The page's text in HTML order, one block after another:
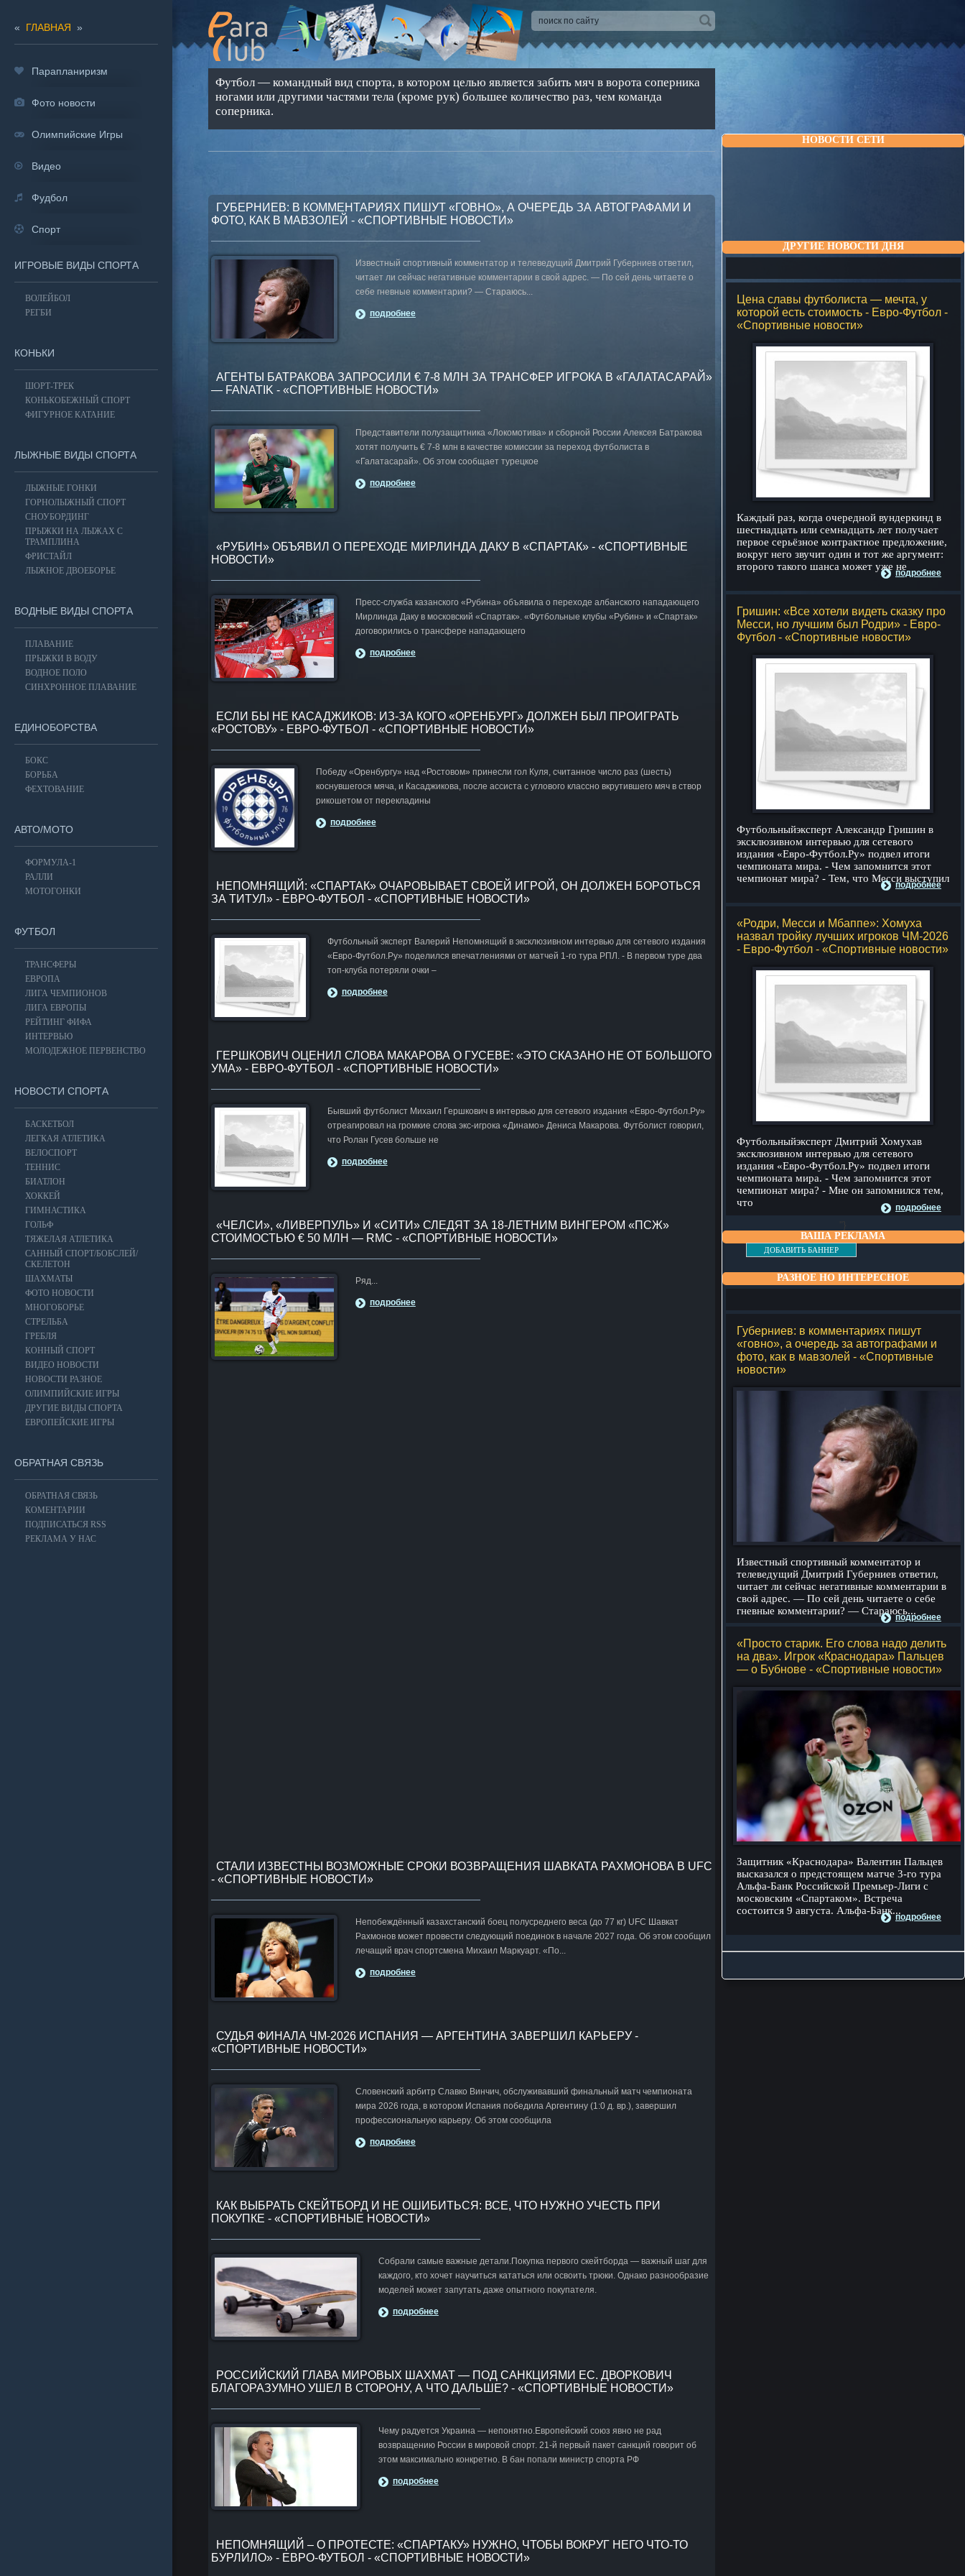
НОВОСТИ СЕТИ
ДРУГИЕ НОВОСТИ ДНЯ
Цена славы футболиста — мечта, у
которой есть стоимость - Евро-Футбол -
«Спортивные новости»
Каждый раз, когда очередной вундеркинд в
шестнадцать или семнадцать лет получает
первое серьёзное контрактное предложение,
вокруг него звучит один и тот же аргумент:
второго такого шанса может уже не
подробнее
Гришин: «Все хотели видеть сказку про
Месси, но лучшим был Родри» - Евро-
Футбол - «Спортивные новости»
Футбольныйэксперт Александр Гришин в
эксклюзивном интервью для сетевого
издания «Евро-Футбол.Ру» подвел итоги
чемпионата мира. - Чем запомнится этот
чемпионат мира? - Тем, что Месси выступил
подробнее
«Родри, Месси и Мбаппе»: Хомуха
назвал тройку лучших игроков ЧМ-2026
- Евро-Футбол - «Спортивные новости»
Футбольныйэксперт Дмитрий Хомухав
эксклюзивном интервью для сетевого
издания «Евро-Футбол.Ру» подвел итоги
чемпионата мира. - Чем запомнится этот
чемпионат мира? - Мне он запомнился тем,
что
подробнее
"}
ВАША РЕКЛАМА
ДОБАВИТЬ БАННЕР
РАЗНОЕ НО ИНТЕРЕСНОЕ
Губерниев: в комментариях пишут
«говно», а очередь за автографами и
фото, как в мавзолей - «Спортивные
новости»
Известный спортивный комментатор и
телеведущий Дмитрий Губерниев ответил,
читает ли сейчас негативные комментарии в
свой адрес. — По сей день читаете о себе
гневные комментарии? — Стараюсь...
подробнее
«Просто старик. Его слова надо делить
на два». Игрок «Краснодара» Пальцев
— о Бубнове - «Спортивные новости»
Защитник «Краснодара» Валентин Пальцев
высказался о предстоящем матче 3-го тура
Альфа-Банк Российской Премьер-Лиги с
московским «Спартаком». Встреча
состоится 9 августа. Альфа-Банк...
подробнее
Футбол — командный вид спорта, в котором целью является забить мяч в ворота соперника
ногами или другими частями тела (кроме рук) большее количество раз, чем команда
соперника.
ГУБЕРНИЕВ: В КОММЕНТАРИЯХ ПИШУТ «ГОВНО», А ОЧЕРЕДЬ ЗА АВТОГРАФАМИ И
ФОТО, КАК В МАВЗОЛЕЙ - «СПОРТИВНЫЕ НОВОСТИ»
Известный спортивный комментатор и телеведущий Дмитрий Губерниев ответил,
читает ли сейчас негативные комментарии в свой адрес. — По сей день читаете о
себе гневные комментарии? — Стараюсь...
подробнее
АГЕНТЫ БАТРАКОВА ЗАПРОСИЛИ € 7-8 МЛН ЗА ТРАНСФЕР ИГРОКА В «ГАЛАТАСАРАЙ»
— FANATIK - «СПОРТИВНЫЕ НОВОСТИ»
Представители полузащитника «Локомотива» и сборной России Алексея Батракова
хотят получить € 7-8 млн в качестве комиссии за переход футболиста в
«Галатасарай». Об этом сообщает турецкое
подробнее
«РУБИН» ОБЪЯВИЛ О ПЕРЕХОДЕ МИРЛИНДА ДАКУ В «СПАРТАК» - «СПОРТИВНЫЕ
НОВОСТИ»
Пресс-служба казанского «Рубина» объявила о переходе албанского нападающего
Мирлинда Даку в московский «Спартак». «Футбольные клубы «Рубин» и «Спартак»
договорились о трансфере нападающего
подробнее
ЕСЛИ БЫ НЕ КАСАДЖИКОВ: ИЗ-ЗА КОГО «ОРЕНБУРГ» ДОЛЖЕН БЫЛ ПРОИГРАТЬ
«РОСТОВУ» - ЕВРО-ФУТБОЛ - «СПОРТИВНЫЕ НОВОСТИ»
Победу «Оренбургу» над «Ростовом» принесли гол Куля, считанное число раз (шесть)
коснувшегося мяча, и Касаджикова, после ассиста с углового классно вкрутившего мяч в створ
рикошетом от перекладины
подробнее
НЕПОМНЯЩИЙ: «СПАРТАК» ОЧАРОВЫВАЕТ СВОЕЙ ИГРОЙ, ОН ДОЛЖЕН БОРОТЬСЯ
ЗА ТИТУЛ» - ЕВРО-ФУТБОЛ - «СПОРТИВНЫЕ НОВОСТИ»
Футбольный эксперт Валерий Непомнящий в эксклюзивном интервью для сетевого издания
«Евро-Футбол.Ру» поделился впечатлениями от матчей 1-го тура РПЛ. - В первом туре два
топ-клуба потеряли очки –
подробнее
ГЕРШКОВИЧ ОЦЕНИЛ СЛОВА МАКАРОВА О ГУСЕВЕ: «ЭТО СКАЗАНО НЕ ОТ БОЛЬШОГО
УМА» - ЕВРО-ФУТБОЛ - «СПОРТИВНЫЕ НОВОСТИ»
Бывший футболист Михаил Гершкович в интервью для сетевого издания «Евро-Футбол.Ру»
отреагировал на громкие слова экс-игрока «Динамо» Дениса Макарова. Футболист говорил,
что Ролан Гусев больше не
подробнее
«ЧЕЛСИ», «ЛИВЕРПУЛЬ» И «СИТИ» СЛЕДЯТ ЗА 18-ЛЕТНИМ ВИНГЕРОМ «ПСЖ»
СТОИМОСТЬЮ € 50 МЛН — RMC - «СПОРТИВНЫЕ НОВОСТИ»
Ряд...
подробнее
СТАЛИ ИЗВЕСТНЫ ВОЗМОЖНЫЕ СРОКИ ВОЗВРАЩЕНИЯ ШАВКАТА РАХМОНОВА В UFC
- «СПОРТИВНЫЕ НОВОСТИ»
Непобеждённый казахстанский боец полусреднего веса (до 77 кг) UFC Шавкат
Рахмонов может провести следующий поединок в начале 2027 года. Об этом сообщил
лечащий врач спортсмена Михаил Маркуарт. «По...
подробнее
СУДЬЯ ФИНАЛА ЧМ-2026 ИСПАНИЯ — АРГЕНТИНА ЗАВЕРШИЛ КАРЬЕРУ -
«СПОРТИВНЫЕ НОВОСТИ»
Словенский арбитр Славко Винчич, обслуживавший финальный матч чемпионата
мира 2026 года, в котором Испания победила Аргентину (1:0 д. вр.), завершил
профессиональную карьеру. Об этом сообщила
подробнее
КАК ВЫБРАТЬ СКЕЙТБОРД И НЕ ОШИБИТЬСЯ: ВСЕ, ЧТО НУЖНО УЧЕСТЬ ПРИ
ПОКУПКЕ - «СПОРТИВНЫЕ НОВОСТИ»
Собрали самые важные детали.Покупка первого скейтборда — важный шаг для
каждого, кто хочет научиться кататься или освоить трюки. Однако разнообразие
моделей может запутать даже опытного покупателя.
подробнее
РОССИЙСКИЙ ГЛАВА МИРОВЫХ ШАХМАТ — ПОД САНКЦИЯМИ ЕС. ДВОРКОВИЧ
БЛАГОРАЗУМНО УШЕЛ В СТОРОНУ, А ЧТО ДАЛЬШЕ? - «СПОРТИВНЫЕ НОВОСТИ»
Чему радуется Украина — непонятно.Европейский союз явно не рад
возвращению России в мировой спорт. 21-й первый пакет санкций говорит об
этом максимально конкретно. В бан попали министр спорта РФ
подробнее
НЕПОМНЯЩИЙ – О ПРОТЕСТЕ: «СПАРТАКУ» НУЖНО, ЧТОБЫ ВОКРУГ НЕГО ЧТО-ТО
БУРЛИЛО» - ЕВРО-ФУТБОЛ - «СПОРТИВНЫЕ НОВОСТИ»
« ГЛАВНАЯ »
Парапланиризм
Фото новости
Олимпийские Игры
Видео
Фудбол
Спорт
ИГРОВЫЕ ВИДЫ СПОРТА
ВОЛЕЙБОЛ
РЕГБИ
КОНЬКИ
ШОРТ-ТРЕК
КОНЬКОБЕЖНЫЙ СПОРТ
ФИГУРНОЕ КАТАНИЕ
ЛЫЖНЫЕ ВИДЫ СПОРТА
ЛЫЖНЫЕ ГОНКИ
ГОРНОЛЫЖНЫЙ СПОРТ
СНОУБОРДИНГ
ПРЫЖКИ НА ЛЫЖАХ С
ТРАМПЛИНА
ФРИСТАЙЛ
ЛЫЖНОЕ ДВОЕБОРЬЕ
ВОДНЫЕ ВИДЫ СПОРТА
ПЛАВАНИЕ
ПРЫЖКИ В ВОДУ
ВОДНОЕ ПОЛО
СИНХРОННОЕ ПЛАВАНИЕ
ЕДИНОБОРСТВА
БОКС
БОРЬБА
ФЕХТОВАНИЕ
АВТО/МОТО
ФОРМУЛА-1
РАЛЛИ
МОТОГОНКИ
ФУТБОЛ
ТРАНСФЕРЫ
ЕВРОПА
ЛИГА ЧЕМПИОНОВ
ЛИГА ЕВРОПЫ
РЕЙТИНГ ФИФА
ИНТЕРВЬЮ
МОЛОДЕЖНОЕ ПЕРВЕНСТВО
НОВОСТИ СПОРТА
БАСКЕТБОЛ
ЛЕГКАЯ АТЛЕТИКА
ВЕЛОСПОРТ
ТЕННИС
БИАТЛОН
ХОККЕЙ
ГИМНАСТИКА
ГОЛЬФ
ТЯЖЕЛАЯ АТЛЕТИКА
САННЫЙ СПОРТ/БОБСЛЕЙ/
СКЕЛЕТОН
ШАХМАТЫ
ФОТО НОВОСТИ
МНОГОБОРЬЕ
СТРЕЛЬБА
ГРЕБЛЯ
КОННЫЙ СПОРТ
ВИДЕО НОВОСТИ
НОВОСТИ РАЗНОЕ
ОЛИМПИЙСКИЕ ИГРЫ
ДРУГИЕ ВИДЫ СПОРТА
ЕВРОПЕЙСКИЕ ИГРЫ
ОБРАТНАЯ СВЯЗЬ
ОБРАТНАЯ СВЯЗЬ
КОМЕНТАРИИ
ПОДПИСАТЬСЯ RSS
РЕКЛАМА У НАС